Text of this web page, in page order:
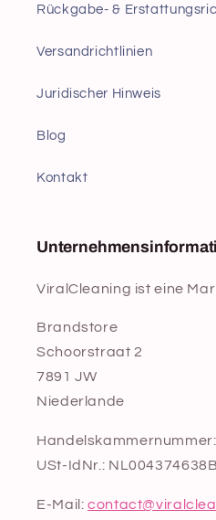
Rückgabe- &
Versandrichtlinien
Juridischer Hinweis
Blog
Kontakt
ViralCleaning ist eine
Brandstore
Schoorstraat 2
7891 JW
Niederlande
USt-IdNr.:
E-Mail: